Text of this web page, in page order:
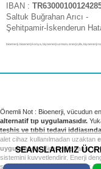
IBAN :
Saltuk Buğrahan Arıcı -
Şehitpamir-İskenderun
bioenerji, bioenerji konya, biyoenerji uzmanı, enerji şifa, biyoenerji
SEANSLARIMIZ
Önemli Not : Bioenerji, vücudun
alternatif tıp uygulamasıdır.
teşhis ve tıbbi tedavi
alet cihaz kullanılmadan uzaktan
uygulamadır.Bioenerji seansı
sistemini kuvvetlendirir. Enerji
sağlıklı sistemini yeniden kurar.